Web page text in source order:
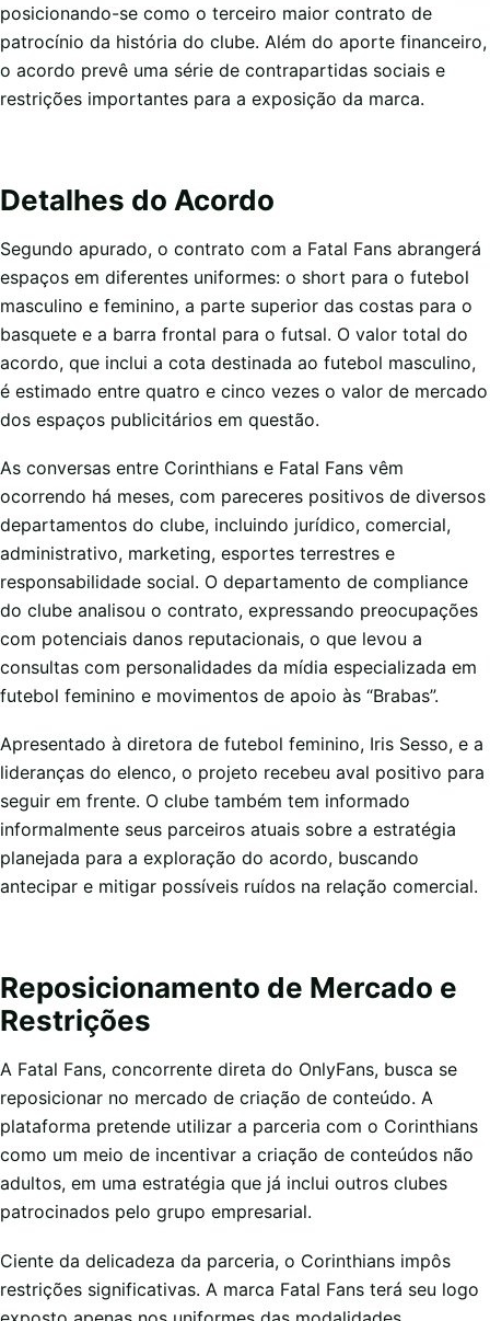
posicionando-se como o terceiro maior contrato de
patrocínio da história do clube. Além do aporte financeiro,
o acordo prevê uma série de contrapartidas sociais e
restrições importantes para a exposição da marca.
Detalhes do Acordo
Segundo apurado, o contrato com a Fatal Fans abrangerá
espaços em diferentes uniformes: o short para o futebol
masculino e feminino, a parte superior das costas para o
basquete e a barra frontal para o futsal. O valor total do
acordo, que inclui a cota destinada ao futebol masculino,
é estimado entre quatro e cinco vezes o valor de mercado
dos espaços publicitários em questão.
As conversas entre Corinthians e Fatal Fans vêm
ocorrendo há meses, com pareceres positivos de diversos
departamentos do clube, incluindo jurídico, comercial,
administrativo, marketing, esportes terrestres e
responsabilidade social. O departamento de compliance
do clube analisou o contrato, expressando preocupações
com potenciais danos reputacionais, o que levou a
consultas com personalidades da mídia especializada em
futebol feminino e movimentos de apoio às “Brabas”.
Apresentado à diretora de futebol feminino, Iris Sesso, e a
lideranças do elenco, o projeto recebeu aval positivo para
seguir em frente. O clube também tem informado
informalmente seus parceiros atuais sobre a estratégia
planejada para a exploração do acordo, buscando
antecipar e mitigar possíveis ruídos na relação comercial.
Reposicionamento de Mercado e
Restrições
A Fatal Fans, concorrente direta do OnlyFans, busca se
reposicionar no mercado de criação de conteúdo. A
plataforma pretende utilizar a parceria com o Corinthians
como um meio de incentivar a criação de conteúdos não
adultos, em uma estratégia que já inclui outros clubes
patrocinados pelo grupo empresarial.
Ciente da delicadeza da parceria, o Corinthians impôs
restrições significativas. A marca Fatal Fans terá seu logo